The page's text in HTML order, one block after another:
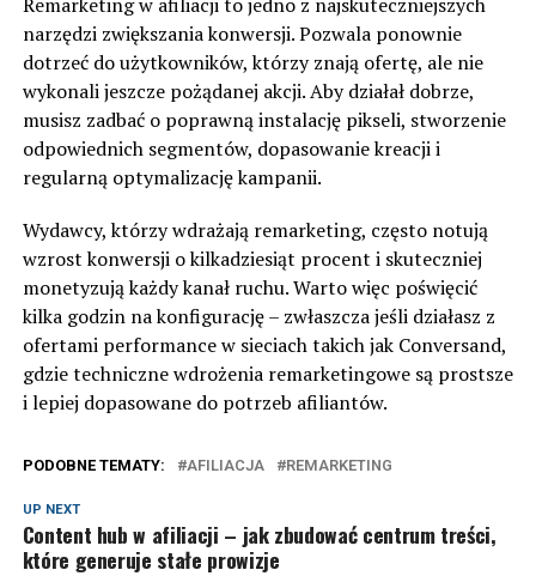
narzędzi zwiększania konwersji. Pozwala ponownie
dotrzeć do użytkowników, którzy znają ofertę, ale nie
wykonali jeszcze pożądanej akcji. Aby działał dobrze,
musisz zadbać o poprawną instalację pikseli, stworzenie
odpowiednich segmentów, dopasowanie kreacji i
regularną optymalizację kampanii.
Wydawcy, którzy wdrażają remarketing, często notują
wzrost konwersji o kilkadziesiąt procent i skuteczniej
monetyzują każdy kanał ruchu. Warto więc poświęcić
kilka godzin na konfigurację – zwłaszcza jeśli działasz z
ofertami performance w sieciach takich jak Conversand,
gdzie techniczne wdrożenia remarketingowe są prostsze
i lepiej dopasowane do potrzeb afiliantów.
PODOBNE TEMATY: AFILIACJA REMARKETING
UP NEXT
Content hub w afiliacji – jak zbudować centrum treści,
które generuje stałe prowizje